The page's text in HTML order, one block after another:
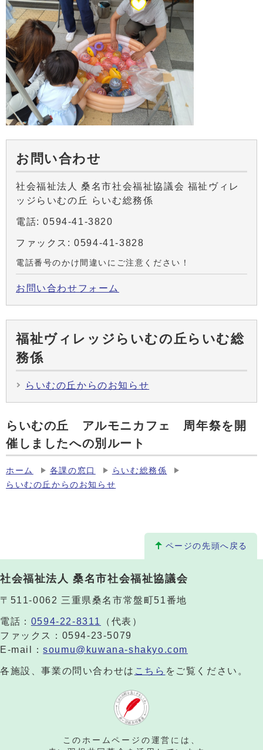
お問い合わせ
社会福祉法人 桑名市社会福祉協議会 福祉ヴィレ
ッジらいむの丘 らいむ総務係
電話: 0594-41-3820
ファックス: 0594-41-3828
電話番号のかけ間違いにご注意ください！
お問い合わせフォーム
福祉ヴィレッジらいむの丘らいむ総
務係
らいむの丘からのお知らせ
らいむの丘 アルモニカフェ 周年祭を開
催しましたへの別ルート
ホーム 各課の窓口
らいむ総務係
らいむの丘からのお知らせ
ページの先頭へ戻る
社会福祉法人 桑名市社会福祉協議会
〒511-0062 三重県桑名市常盤町51番地
電話： 0594-22-8311
（代表）
ファックス：0594-23-5079
E-mail：soumu@kuwana-shakyo.com
各施設、事業の問い合わせは こちら をご覧ください。
このホームページの運営には、